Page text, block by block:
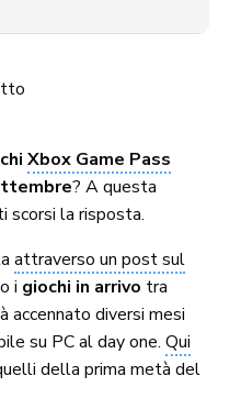
Xbox Game Pass
? A questa
scorsi la risposta.
attraverso un post sul
i giochi in arrivo tra
accennato diversi mesi
su PC al day one.Qui
della prima metà del